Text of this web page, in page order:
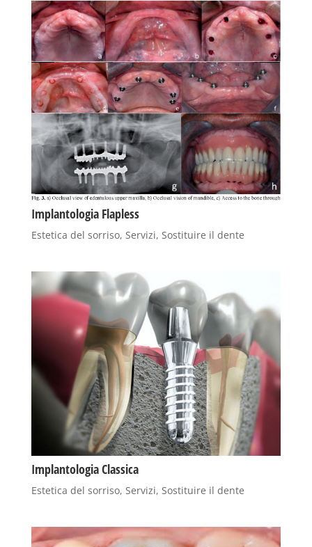
Implantologia Flapless
Estetica del sorriso, Servizi, Sostituire il dente
Implantologia Classica
Estetica del sorriso, Servizi, Sostituire il dente